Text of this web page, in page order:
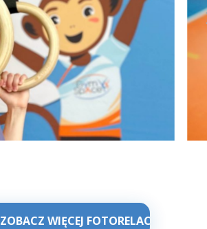
ZOBACZ WIĘCEJ FOTORELACJI